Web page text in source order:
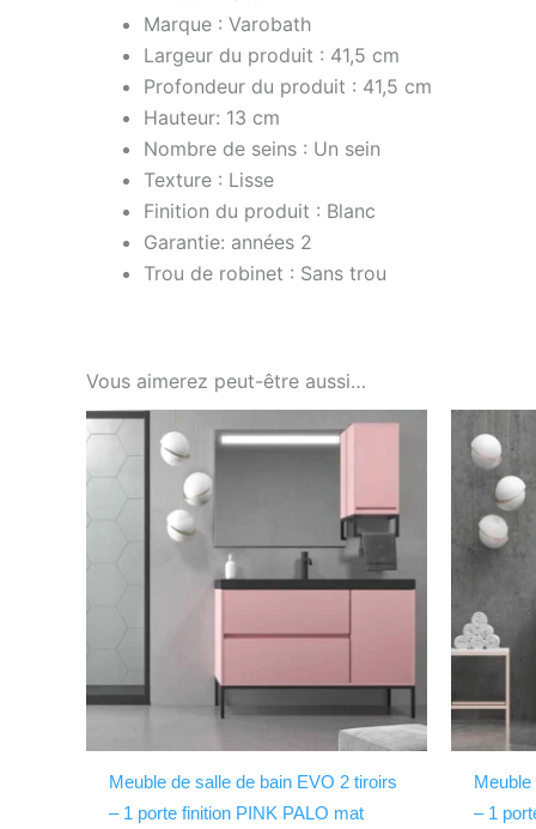
Marque : Varobath
Largeur du produit : 41,5 cm
Profondeur du produit : 41,5 cm
Hauteur: 13 cm
Nombre de seins : Un sein
Texture : Lisse
Finition du produit : Blanc
Garantie: années 2
Trou de robinet : Sans trou
Vous aimerez peut-être aussi…
Meuble de salle de bain EVO 2 tiroirs
– 1 porte finition PINK PALO mat
Ce
plusieurs
variations.
Les
peuvent
choisies
sur
– 1